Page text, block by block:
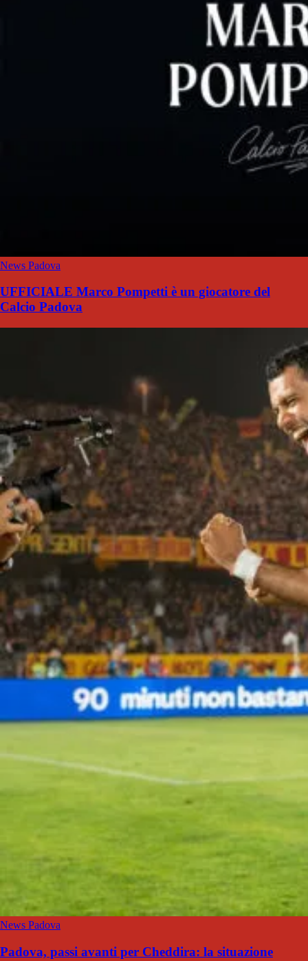
News Padova
UFFICIALE Marco Pompetti è un giocatore del
Calcio Padova
News Padova
Padova, passi avanti per Cheddira: la situazione